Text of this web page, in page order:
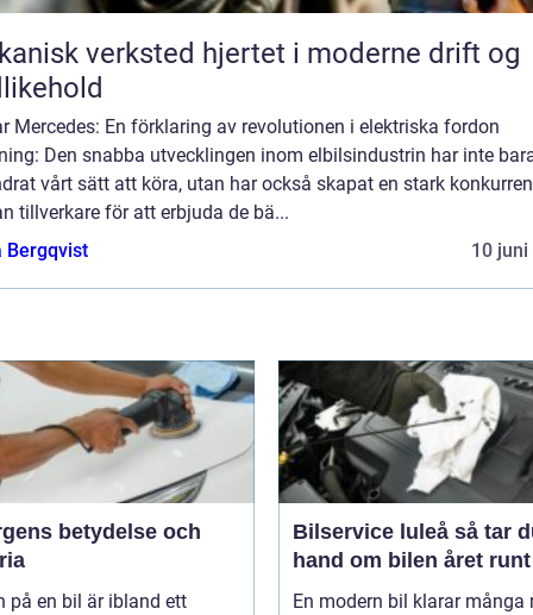
verksted hjertet i moderne drift og
Mercedes: En förklaring av revolutionen i elektriska fordon
Den snabba utvecklingen inom elbilsindustrin har inte
vårt sätt att köra, utan har också skapat en stark
tillverkare för att erbjuda de bä...
Bergqvist
10 juni
betydelse och
på en bil är ibland ett
Bilservice luleå så tar du
hand om bilen året runt
En modern bil klarar många